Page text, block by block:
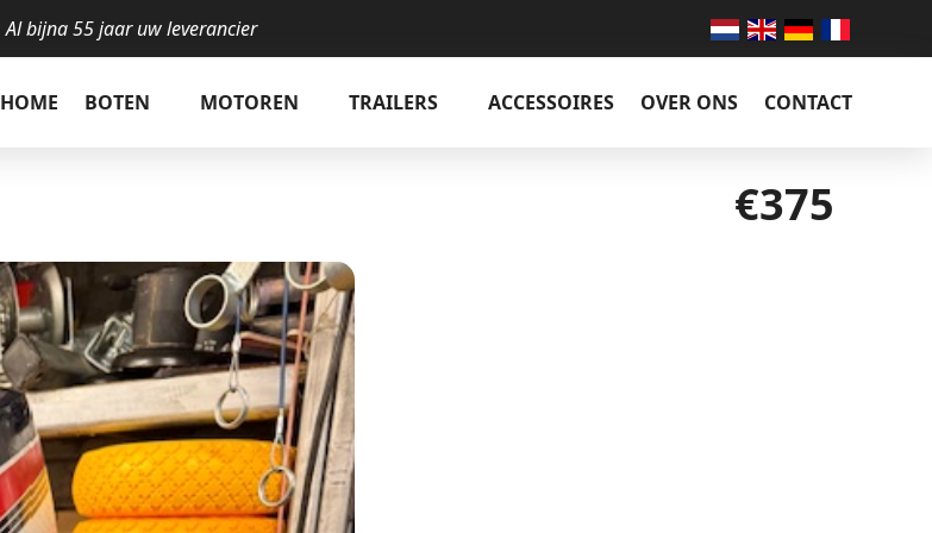
Al bijna 55 jaar uw leverancier
HOME BOTEN MOTOREN TRAILERS ACCESSOIRES OVER ONS CONTACT
€375